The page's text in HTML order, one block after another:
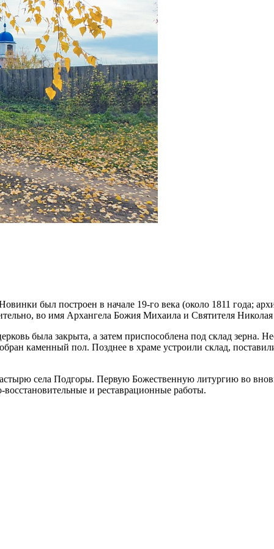
был построен в начале 19-го века (около 1811 года;
во имя Архангела Божия Михаила и Святителя
была закрыта, а затем приспособлена под склад зерна.
каменный пол. Позднее в храме устроили склад,
села Подгоры. Первую Божественную литургию во
и реставрационные работы.